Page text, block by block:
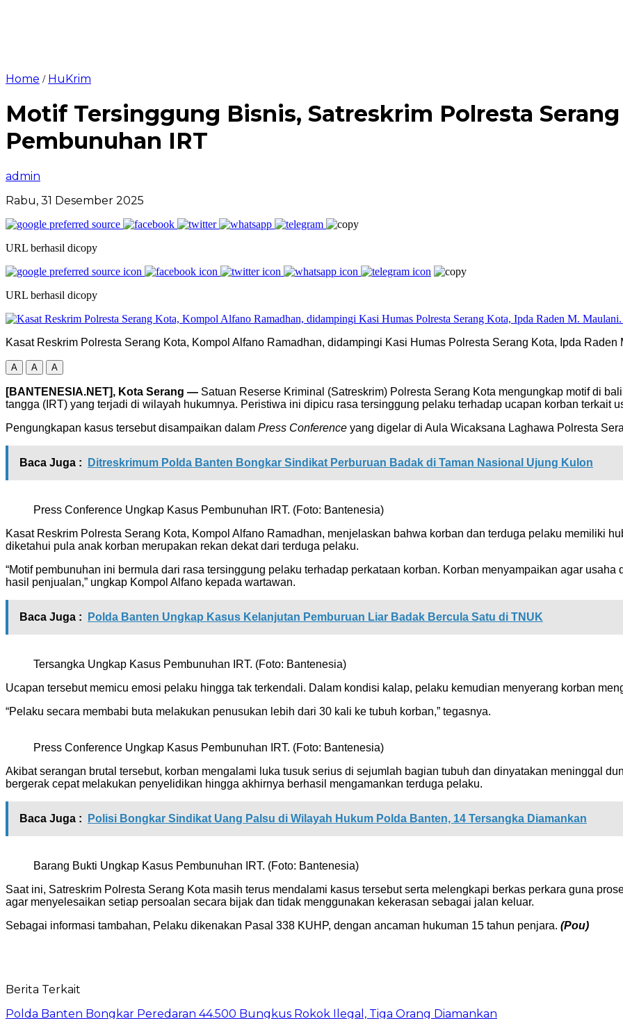
Home / HuKrim
Motif Tersinggung Bisnis, Satreskrim Polresta
Pembunuhan IRT
admin
Rabu, 31 Desember 2025
URL berhasil dicopy
URL berhasil dicopy
Kasat Reskrim Polresta Serang Kota, Kompol Alfano Ramadhan, didampingi Kasi Humas Polresta Serang Kota, Ipda Raden
A A A
[BANTENESIA.NET], Kota Serang — Satuan Reserse Kriminal (Satreskrim) Polresta Serang Kota mengungkap motif di
tangga (IRT) yang terjadi di wilayah hukumnya. Peristiwa ini dipicu rasa tersinggung pelaku terhadap ucapan korban terkait
Pengungkapan kasus tersebut disampaikan dalam Press Conference yang digelar di Aula Wicaksana Laghawa Polresta
Baca Juga : Ditreskrimum Polda Banten Bongkar Sindikat Perburuan Badak di Taman Nasional Ujung Kulon
Press Conference Ungkap Kasus Pembunuhan IRT. (Foto: Bantenesia)
Kasat Reskrim Polresta Serang Kota, Kompol Alfano Ramadhan, menjelaskan bahwa korban dan terduga pelaku memiliki
diketahui pula anak korban merupakan rekan dekat dari terduga pelaku.
“Motif pembunuhan ini bermula dari rasa tersinggung pelaku terhadap perkataan korban. Korban menyampaikan agar
hasil penjualan,” ungkap Kompol Alfano kepada wartawan.
Baca Juga : Polda Banten Ungkap Kasus Kelanjutan Pemburuan Liar Badak Bercula Satu di TNUK
Tersangka Ungkap Kasus Pembunuhan IRT. (Foto: Bantenesia)
Ucapan tersebut memicu emosi pelaku hingga tak terkendali. Dalam kondisi kalap, pelaku kemudian menyerang korban
“Pelaku secara membabi buta melakukan penusukan lebih dari 30 kali ke tubuh korban,” tegasnya.
Press Conference Ungkap Kasus Pembunuhan IRT. (Foto: Bantenesia)
Akibat serangan brutal tersebut, korban mengalami luka tusuk serius di sejumlah bagian tubuh dan dinyatakan meninggal
bergerak cepat melakukan penyelidikan hingga akhirnya berhasil mengamankan terduga pelaku.
Baca Juga : Polisi Bongkar Sindikat Uang Palsu di Wilayah Hukum Polda Banten, 14 Tersangka Diamankan
Barang Bukti Ungkap Kasus Pembunuhan IRT. (Foto: Bantenesia)
Saat ini, Satreskrim Polresta Serang Kota masih terus mendalami kasus tersebut serta melengkapi berkas perkara guna
agar menyelesaikan setiap persoalan secara bijak dan tidak menggunakan kekerasan sebagai jalan keluar.
Sebagai informasi tambahan, Pelaku dikenakan Pasal 338 KUHP, dengan ancaman hukuman 15 tahun penjara. (Pou)
Berita Terkait
Polda Banten Bongkar Peredaran 44.500 Bungkus Rokok Ilegal, Tiga Orang Diamankan